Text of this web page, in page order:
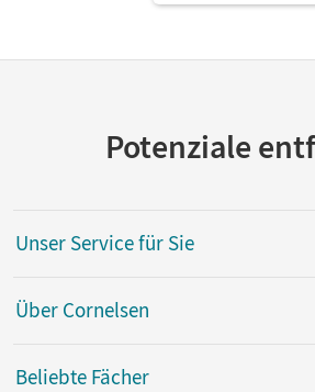
Potenziale
Unser Service für Sie
Über Cornelsen
Beliebte Fächer